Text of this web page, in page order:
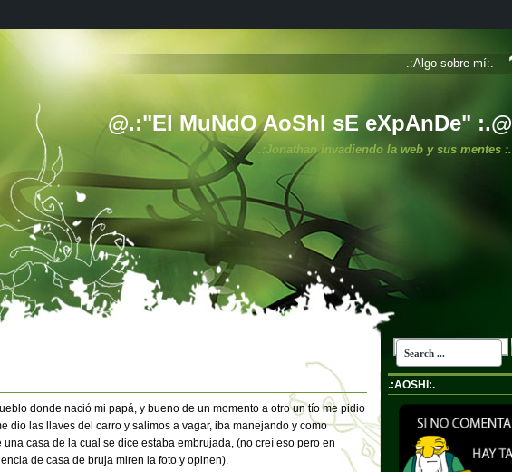
@.:"El MuNdO AoShI sE eXpAnDe" :.@
.:Jonathan invadiendo la web y sus mentes :.
.:Algo sobre mí:.
donde nació mi papá, y bueno de un momento a otro un tío me pidio
dio las llaves del carro y salimos a vagar, iba manejando y como
casa de la cual se dice estaba embrujada, (no creí eso pero en
de casa de bruja miren la foto y opinen).
.:AOSHI:.